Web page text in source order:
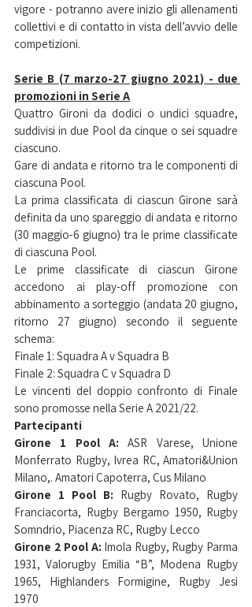
vigore - potranno avere inizio gli allenamenti
collettivi e di contatto in vista dell’avvio delle
competizioni.
Serie B (7 marzo-27 giugno 2021) - due
promozioni in Serie A
Quattro Gironi da dodici o undici squadre,
suddivisi in due Pool da cinque o sei squadre
ciascuno.
Gare di andata e ritorno tra le componenti di
ciascuna Pool.
La prima classificata di ciascun Girone sarà
definita da uno spareggio di andata e ritorno
(30 maggio-6 giugno) tra le prime classificate
di ciascuna Pool.
Le prime classificate di ciascun Girone
accedono ai play-off promozione con
abbinamento a sorteggio (andata 20 giugno,
ritorno 27 giugno) secondo il seguente
schema:
Finale 1: Squadra A v Squadra B
Finale 2: Squadra C v Squadra D
Le vincenti del doppio confronto di Finale
sono promosse nella Serie A 2021/22.
Partecipanti
Girone 1 Pool A: ASR Varese, Unione
Monferrato Rugby, Ivrea RC, Amatori&Union
Milano,. Amatori Capoterra, Cus Milano
Girone 1 Pool B: Rugby Rovato, Rugby
Franciacorta, Rugby Bergamo 1950, Rugby
Somndrio, Piacenza RC, Rugby Lecco
Girone 2 Pool A: Imola Rugby, Rugby Parma
1931, Valorugby Emilia “B”, Modena Rugby
1965, Highlanders Formigine, Rugby Jesi
1970